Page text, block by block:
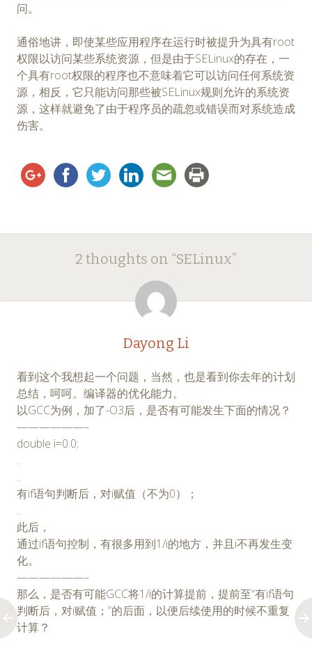
问。
通俗地讲，即使某些应用程序在运行时被提升为具有root
权限以访问某些系统资源，但是由于SELinux的存在，一
个具有root权限的程序也不意味着它可以访问任何系统资
源，相反，它只能访问那些被SELinux规则允许的系统资
源，这样就避免了由于程序员的疏忽或错误而对系统造成
伤害。
navigation
2 thoughts on “SELinux”
Dayong Li
看到这个我想起一个问题，当然，也是看到你去年的计划
总结，呵呵。编译器的优化能力。
以GCC为例，加了-O3后，是否有可能发生下面的情况？
——————–
double i=0.0;
..
..
有if语句判断后，对i赋值（不为0）；
..
此后，
通过if语句控制，有很多用到1/i的地方，并且i不再发生变
化。
——————–
那么，是否有可能GCC将1/i的计算提前，提前至“有if语句
判断后，对i赋值；”的后面，以便后续使用的时候不重复
计算？